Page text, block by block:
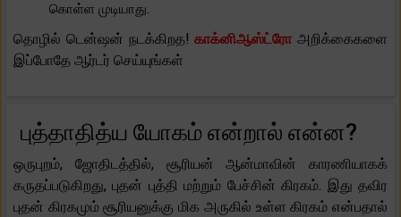
கொள்ள முடியாது.
தொழில் டென்ஷன் நடக்கிறத!காக்னிஆஸ்ட்ரோ அறிக்கைகளை
இப்போதே ஆர்டர் செய்யுங்கள்
புத்தாதித்ய யோகம் என்றால் என்ன?
ஒருபுறம், ஜோதிடத்தில், சூரியன் ஆன்மாவின் காரணியாகக்
கருதப்படுகிறது, புதன் புத்தி மற்றும் பேச்சின் கிரகம். இது தவிர
புதன் கிரகமும் சூரியனுக்கு மிக அருகில் உள்ள கிரகம் என்பதால்